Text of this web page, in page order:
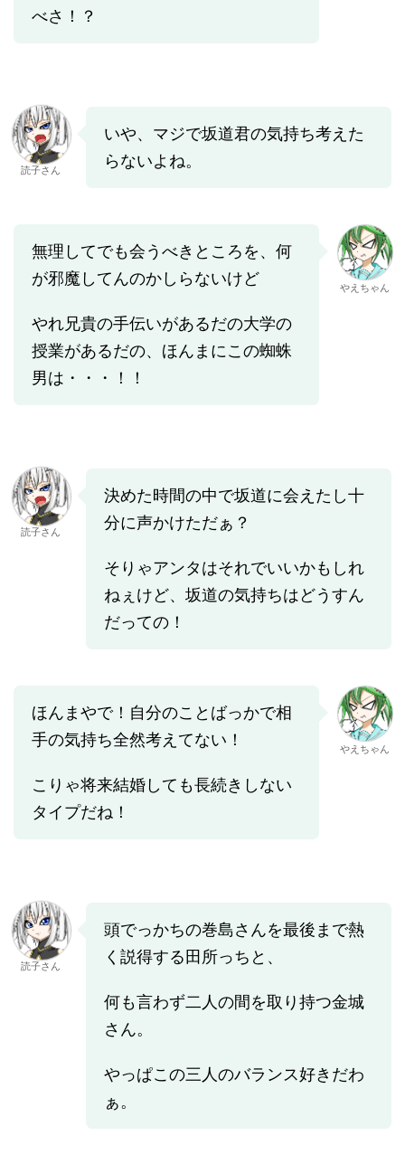
べさ！？
読子さん
いや、マジで坂道君の気持ち考えた
らないよね。
無理してでも会うべきところを、何
が邪魔してんのかしらないけど
やれ兄貴の手伝いがあるだの大学の
授業があるだの、ほんまにこの蜘蛛
男は・・・！！
やえちゃん
読子さん
決めた時間の中で坂道に会えたし十
分に声かけただぁ？
そりゃアンタはそれでいいかもしれ
ねぇけど、坂道の気持ちはどうすん
だっての！
ほんまやで！自分のことばっかで相
手の気持ち全然考えてない！
こりゃ将来結婚しても長続きしない
タイプだね！
やえちゃん
読子さん
頭でっかちの巻島さんを最後まで熱
く説得する田所っちと、
何も言わず二人の間を取り持つ金城
さん。
やっぱこの三人のバランス好きだわ
ぁ。